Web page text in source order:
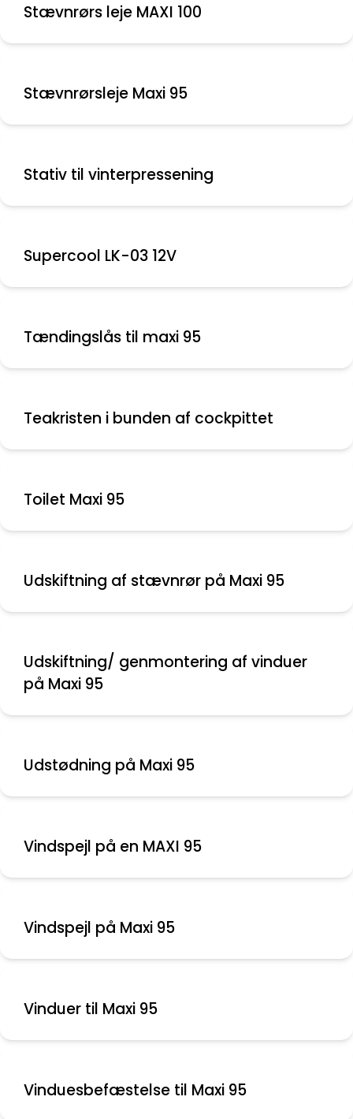
Stævnrørs leje MAXI 100
Stævnrørsleje Maxi 95
Stativ til vinterpressening
Supercool LK-03 12V
Tændingslås til maxi 95
Teakristen i bunden af cockpittet
Toilet Maxi 95
Udskiftning af stævnrør på Maxi 95
Udskiftning/ genmontering af vinduer
på Maxi 95
Udstødning på Maxi 95
Vindspejl på en MAXI 95
Vinduer til Maxi 95
Vinduesbefæstelse til Maxi 95